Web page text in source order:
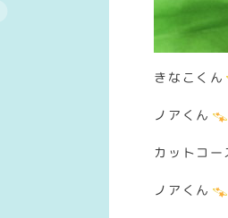
きなこくん
ノアくん
カットコ
ノアくん